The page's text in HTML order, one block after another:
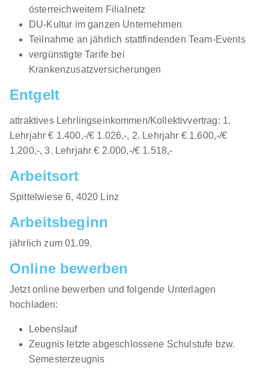
österreichweitem Filialnetz
DU-Kultur im ganzen Unternehmen
Teilnahme an jährlich stattfindenden Team-Events
vergünstigte Tarife bei
Krankenzusatzversicherungen
Entgelt
attraktives Lehrlingseinkommen/Kollektivvertrag: 1.
Lehrjahr € 1.400,-/€ 1.026,-, 2. Lehrjahr € 1.600,-/€
1.200,-, 3. Lehrjahr € 2.000,-/€ 1.518,-
Arbeitsort
​Spittelwiese 6, 4020 Linz​​
Arbeitsbeginn
jährlich zum 01.09.​
Online bewerben
Jetzt online bewerben und folgende Unterlagen
hochladen:
Lebenslauf
Zeugnis letzte abgeschlossene Schulstufe bzw.
Semesterzeugnis